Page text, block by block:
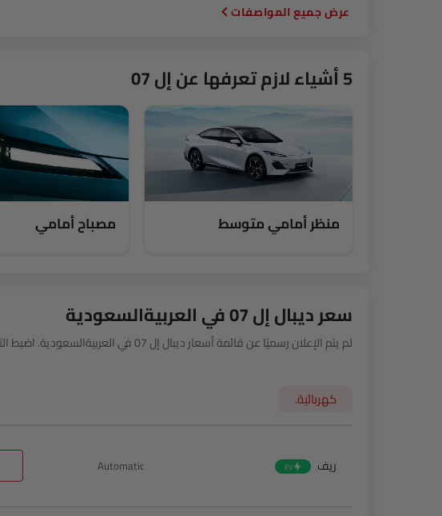
المواصفات
5 أشياء لازم تعرفها عن إل 07
منظر أمامي متوسط مصباح أمامي
سعر ديبال إل 07 في العربيةالسعودية
لم يتم الإعلان رسميًا عن قائمة أسعار ديبال إل 07 في العربيةالسعودية. اضبط التنبيهات وكن أول من يعلم.
كهربائية.
ريف EV
Automatic
Help us improve
7 Questions • Takes less than 1 minute